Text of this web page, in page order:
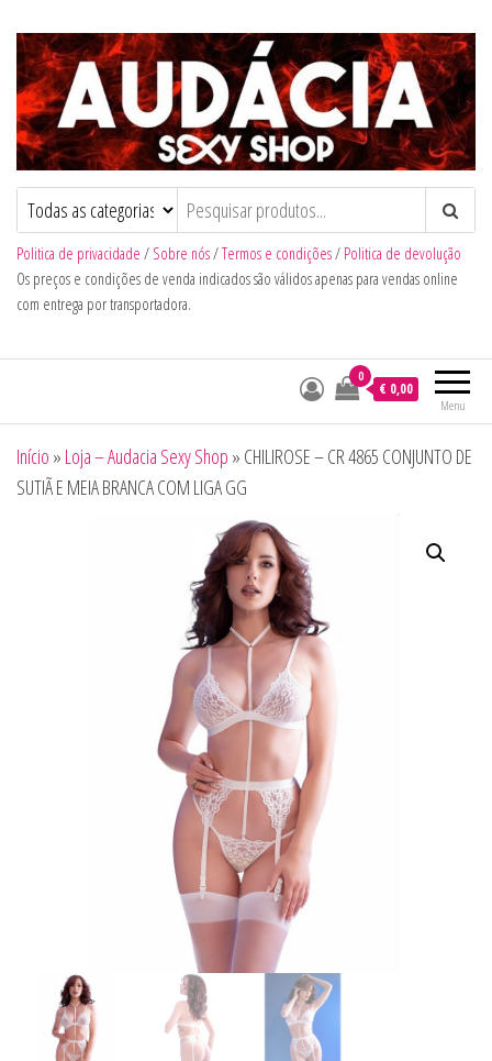
Audacia Sexy Shop
Politica de privacidade / Sobre nós/Termos e condições/ Politica de devolução
Os preços e condições de venda indicados são válidos apenas para vendas online
com entrega por transportadora.
Menu
0
€ 0,00
Início » Loja – Audacia Sexy Shop » CHILIROSE – CR 4865 CONJUNTO DE
SUTIÃ E MEIA BRANCA COM LIGA GG